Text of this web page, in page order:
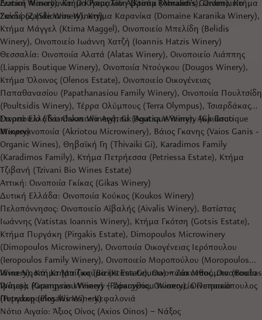
Eratini Winery), Κτήμα Ρωμαλίδη (Ktima Romalidis), Οινοποιείο
Σκίουρος (Skiouros Winery)
Δυτική Μακεδονία: Ο Κήπος Του Αβραάμ (Abraam's Garden), Κτήμα
Ζανδέ (Zande Winery), Κτήμα Καρανίκα (Domaine Karanika Winery),
Κτήμα Μάγγελ (Ktima Maggel), Οινοποιείο Μπελίδη (Belidis
Winery), Οινοποιείο Ιωάννη Χατζή (Ioannis Hatzis Winery)
Θεσσαλία: Οινοποιία Αλατά (Alatas Winery), Οινοποιείο Λιάππης
(Liappis Boutique Winery), Οινοποιία Ντούγκου (Dougos Winery),
Κτήμα Όλοινος (Olenos Estate), Οινοποιείο Οικογένειας
Παπαθανασίου (Papathanasiou Family Winery), Οινοποιία Πουλτσίδη
(Poultsidis Winery), Τέρρα Ολύμπους (Terra Olympus), Τσιαρδάκας
Οινοποιείο (Tsiardakas Winery), Gk Boutique Winery (Gk Boutique
Winery)
Στερεά Ελλάδα: Οινοποιία Αγάτσα (Agatsa Winery), Ακριώτου
Μικροοινοποιία (Akriotou Microwinery), Βάιος Γκανης (Vaios Ganis -
Organic Wines), Θηβαϊκή Γη (Thivaiki Gi), Karadimos Family
(Karadimos Family), Κτήμα Πετρήεσσα (Petriessa Estate), Κτήμα
Τζιβανή (Tzivani Bio Wines Estate)
Αττική: Οινοποιία Γκίκας (Gikas Winery)
Δυτική Ελλάδα: Οινοποιία Κούκος (Koukos Winery)
Πελοπόννησος: Οινοποιείο Αϊβαλής (Aivalis Winery), Βατίστας
Ιωάννης (Vatistas Ioannis Winery), Κτήμα Γκότση (Gotsis Estate),
Κτήμα Πυργάκη (Pirgakis Estate), Dimopoulos Microwinery
(Dimopoulos Microwinery), Οινοποιία Οικογένειας Ιερόπουλου
(Ieropoulos Family Winery), Οινοποιείο Μοροπούλου (Moropoulos
Winery), Κτήμα Μπίζιος (Bizios Estate), Οινοποιία Μπούμπα (Boubas
Wines), Papargyriou Winery (Papargyriou Winery), Οινοποιείο
Πυργάκη (Pirgakis Winery)
Ιόνια Νησιά: Κτήμα Γκούμα (Ktima Gouma) – Ζάκυνθος, Οινοποιείο
Γράμψα (Grampsas Winery) – Ζάκυνθος, Οινοποιείο Πετρακόπουλος
(Petrakopoulos Wines) – Κεφαλονιά
Νότιο Αιγαίο: Άξιος Οίνος (Axios Oinos) – Νάξος